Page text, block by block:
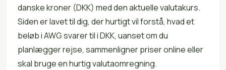
danske kroner (DKK) med den aktuelle valutakurs.
Siden er lavet til dig, der hurtigt vil forstå, hvad et
beløb i AWG svarer til i DKK, uanset om du
planlægger rejse, sammenligner priser online eller
skal bruge en hurtig valutaomregning.